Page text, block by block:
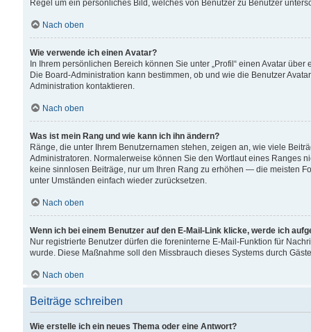
Regel um ein persönliches Bild, welches von Benutzer zu Benutzer
Nach oben
Wie verwende ich einen Avatar?
In Ihrem persönlichen Bereich können Sie unter „Profil“ einen Avatar
Die Board-Administration kann bestimmen, ob und wie die Benutzer
Administration kontaktieren.
Nach oben
Was ist mein Rang und wie kann ich ihn ändern?
Ränge, die unter Ihrem Benutzernamen stehen, zeigen an, wie viele
Administratoren. Normalerweise können Sie den Wortlaut eines Ranges
keine sinnlosen Beiträge, nur um Ihren Rang zu erhöhen — die meisten
unter Umständen einfach wieder zurücksetzen.
Nach oben
Wenn ich bei einem Benutzer auf den E-Mail-Link klicke, werde ich
Nur registrierte Benutzer dürfen die foreninterne E-Mail-Funktion für
wurde. Diese Maßnahme soll den Missbrauch dieses Systems durch
Nach oben
Beiträge schreiben
Wie erstelle ich ein neues Thema oder eine Antwort?